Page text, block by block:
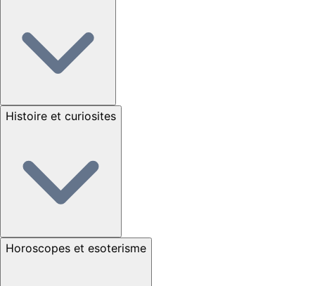
Histoire et curiosites
Horoscopes et esoterisme